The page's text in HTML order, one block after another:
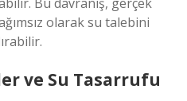
olarak su talebini
ve Su Tasarrufu